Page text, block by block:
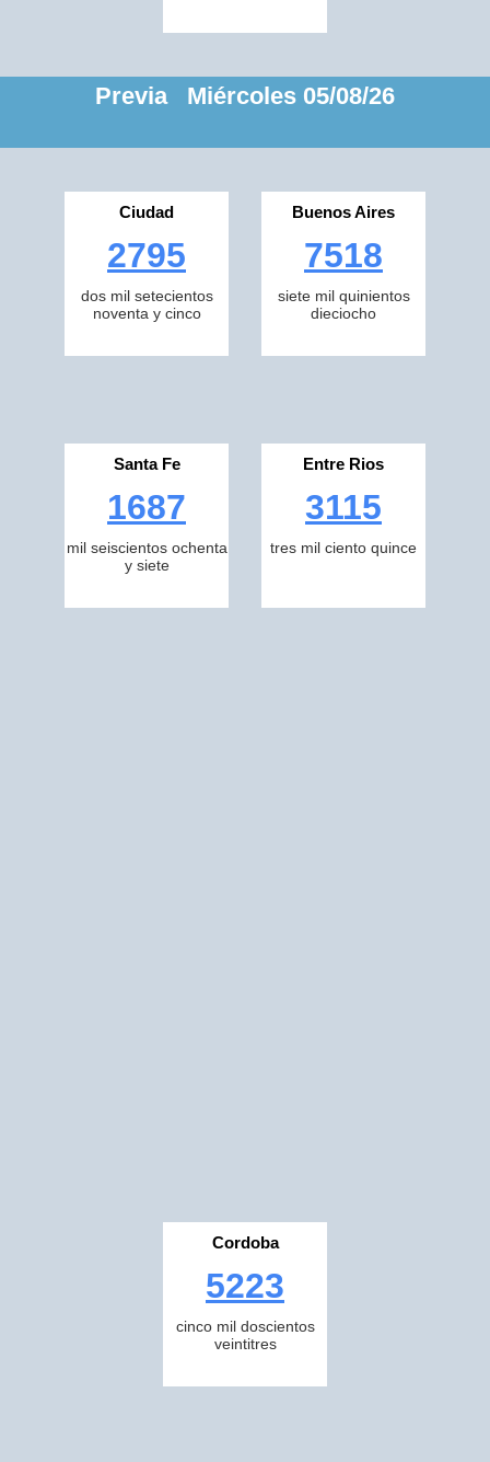
Previa Miércoles 05/08/26
Ciudad
2795
dos mil setecientos
noventa y cinco
Buenos Aires
7518
siete mil quinientos
dieciocho
Santa Fe
1687
mil seiscientos ochenta
y siete
Entre Rios
3115
tres mil ciento quince
Cordoba
5223
cinco mil doscientos
veintitres